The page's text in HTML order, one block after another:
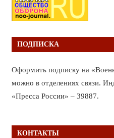
ПОДПИСКА
Оформить подписку на
можно в отделениях связи.
«Пресса России» – 39887.
КОНТАКТЫ